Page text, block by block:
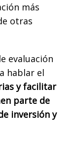
más
otras
evaluación
hablar el
y facilitar
parte de
inversión y